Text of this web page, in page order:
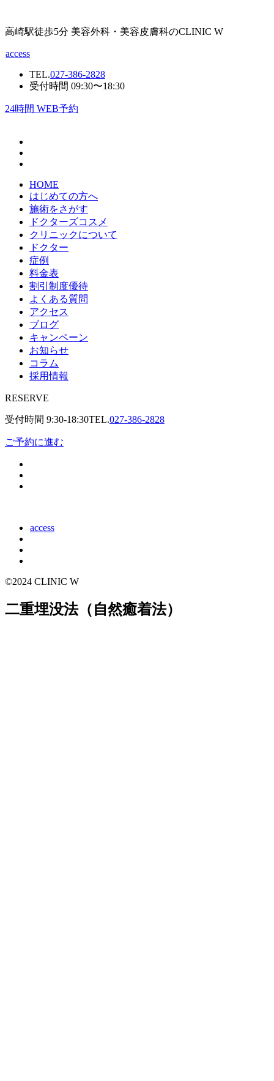
高崎駅徒歩5分 美容外科・美容皮膚科のCLINIC W
access
TEL.027-386-2828
受付時間 09:30〜18:30
24時間 WEB予約
HOME
はじめての方へ
施術をさがす
ドクターズコスメ
クリニックについて
ドクター
症例
料金表
割引制度優待
よくある質問
アクセス
ブログ
キャンペーン
お知らせ
コラム
採用情報
RESERVE
受付時間 9:30-18:30TEL.027-386-2828
ご予約に進む
access
©2024 CLINIC W
二重埋没法（自然癒着法）